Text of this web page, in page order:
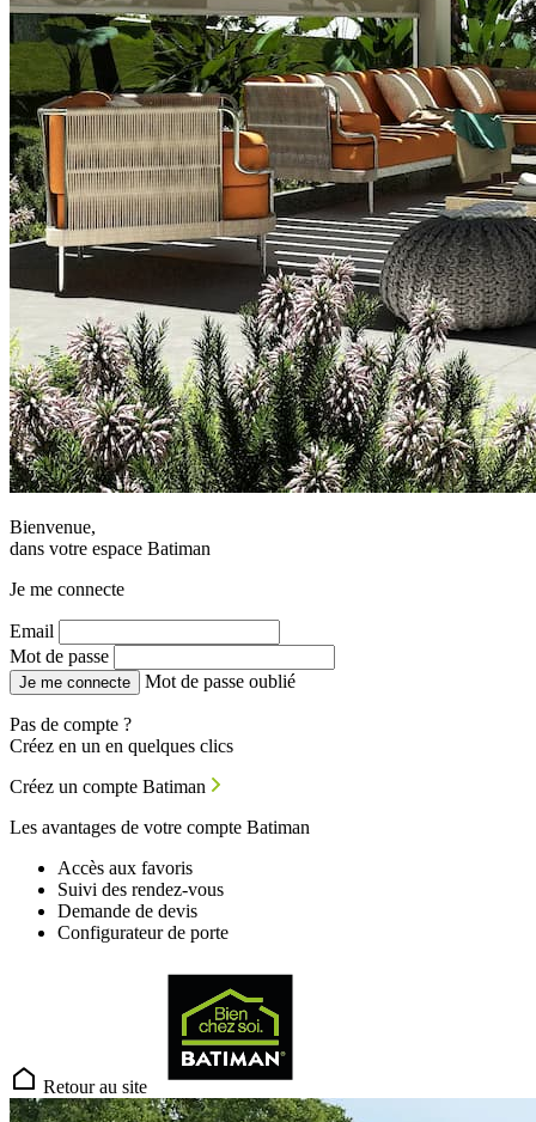
Bienvenue,
dans votre espace Batiman
Je me connecte
Email
Mot de passe
Je me connecte Mot de passe oublié
Pas de compte ?
Créez en un en quelques clics
Créez un compte Batiman
Les avantages de votre compte Batiman
Accès aux favoris
Suivi des rendez-vous
Demande de devis
Configurateur de porte
Retour au site